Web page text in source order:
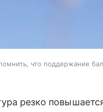
что поддержание
резко